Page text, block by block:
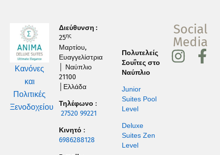
Κανόνες
και
Πολιτικές
Ξενοδοχείου
Διεύθυνση :
25ης
Μαρτίου,
Ευαγγελίστρια
│ Ναύπλιο
21100
│Ελλάδα
Τηλέφωνο :
27520 99221
Κινητό :
6986288128
Πολυτελείς
Σουΐτες στο
Ναύπλιο
Junior
Suites Pool
Level
Deluxe
Suites Zen
Level
Social
Media
I
F